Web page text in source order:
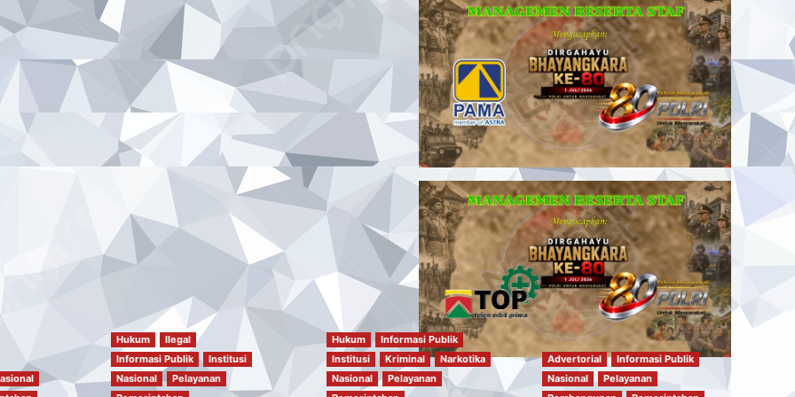
Hukum
Ilegal
Informasi Publik
Institusi
Nasional
Pelayanan
Hukum
Informasi Publik
Institusi
Kriminal
Narkotika
Nasional
Pelayanan
Advertorial
Informasi Publik
Nasional
Pelayanan